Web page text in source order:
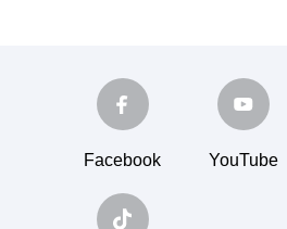
Facebook YouTube